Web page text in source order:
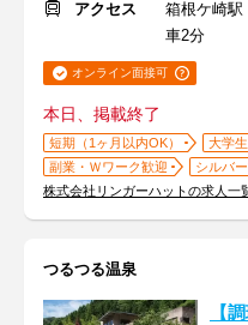
アクセス
箱根ケ崎駅
車2分
オンライン面接可
本日、掲載終了
短期（1ヶ月以内OK） 大学
副業・Ｗワーク歓迎
シルバ
株式会社リンガーハットの求人一
つるつる温泉
【